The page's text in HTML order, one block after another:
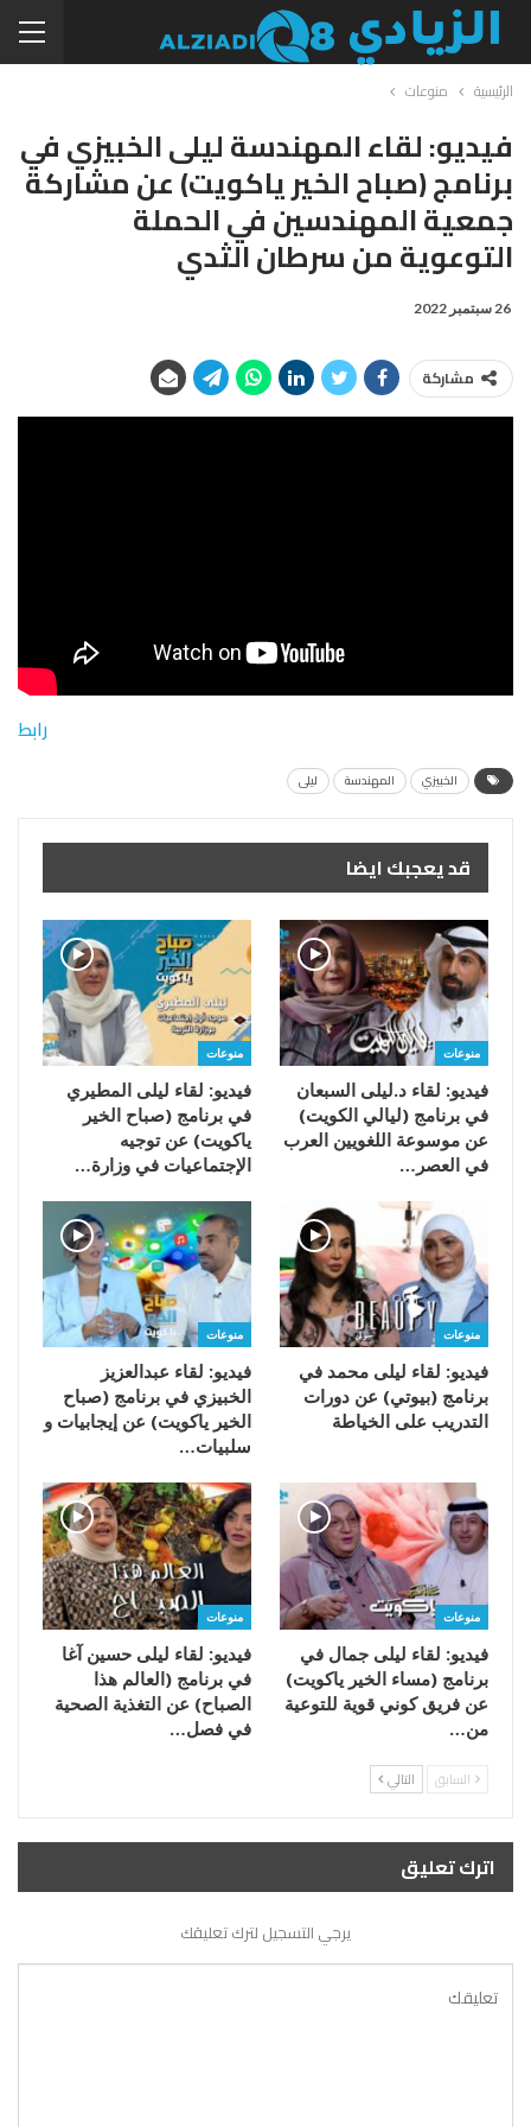
الرئيسية منوعات
فيديو: لقاء المهندسة ليلى الخبيزي في
برنامج (صباح الخير ياكويت) عن مشاركة
جمعية المهندسين في الحملة
التوعوية من سرطان الثدي
26 سبتمبر 2022
مشاركة
رابط
الخبيزي المهندسة ليلى
قد يعجبك ايضا
منوعات
فيديو: لقاء د.ليلى السبعان
في برنامج (ليالي الكويت)
عن موسوعة اللغويين العرب
في العصر…
منوعات
فيديو: لقاء ليلى المطيري
في برنامج (صباح الخير
ياكويت) عن توجيه
الإجتماعيات في وزارة…
منوعات
فيديو: لقاء ليلى محمد في
برنامج (بيوتي) عن دورات
التدريب على الخياطة
منوعات
فيديو: لقاء عبدالعزيز
الخبيزي في برنامج (صباح
الخير ياكويت) عن إيجابيات و
سلبيات…
منوعات
فيديو: لقاء ليلى جمال في
برنامج (مساء الخير ياكويت)
عن فريق كوني قوية للتوعية
من…
منوعات
فيديو: لقاء ليلى حسين آغا
في برنامج (العالم هذا
الصباح) عن التغذية الصحية
في فصل…
السابق التالي
اترك تعليق
يرجي التسجيل لترك تعليقك